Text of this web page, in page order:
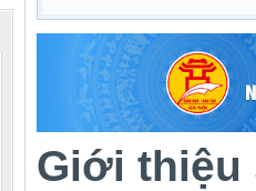
Giới thiệu